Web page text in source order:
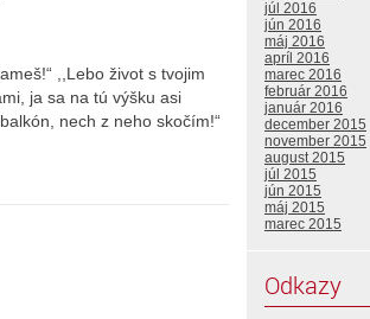
,,Lebo život s tvojim
ja sa na tú výšku asi
nech z neho skočím!“
júl 2016
jún 2016
máj 2016
apríl 2016
marec 2016
február 2016
január 2016
december 2015
november 2015
august 2015
júl 2015
jún 2015
máj 2015
marec 2015
Odkazy